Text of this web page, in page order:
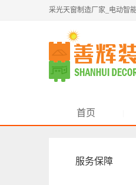
采光天窗制造厂家_电动智
首页
服务保障